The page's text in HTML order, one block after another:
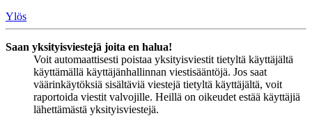
Ylös
Saan yksityisviestejä joita en halua!
Voit automaattisesti poistaa yksityisviestit tietyltä käyttäjältä
käyttämällä käyttäjänhallinnan viestisääntöjä. Jos saat
väärinkäytöksiä sisältäviä viestejä tietyltä käyttäjältä, voit
raportoida viestit valvojille. Heillä on oikeudet estää käyttäjiä
lähettämästä yksityisviestejä.